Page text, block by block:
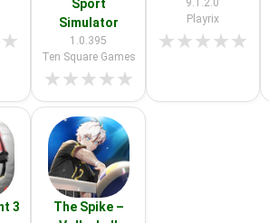
★
Sport
Simulator
1.0.395
Ten Square Games
★★★★★
9.1.2.0
Playrix
★★★★★
3
The Spike –